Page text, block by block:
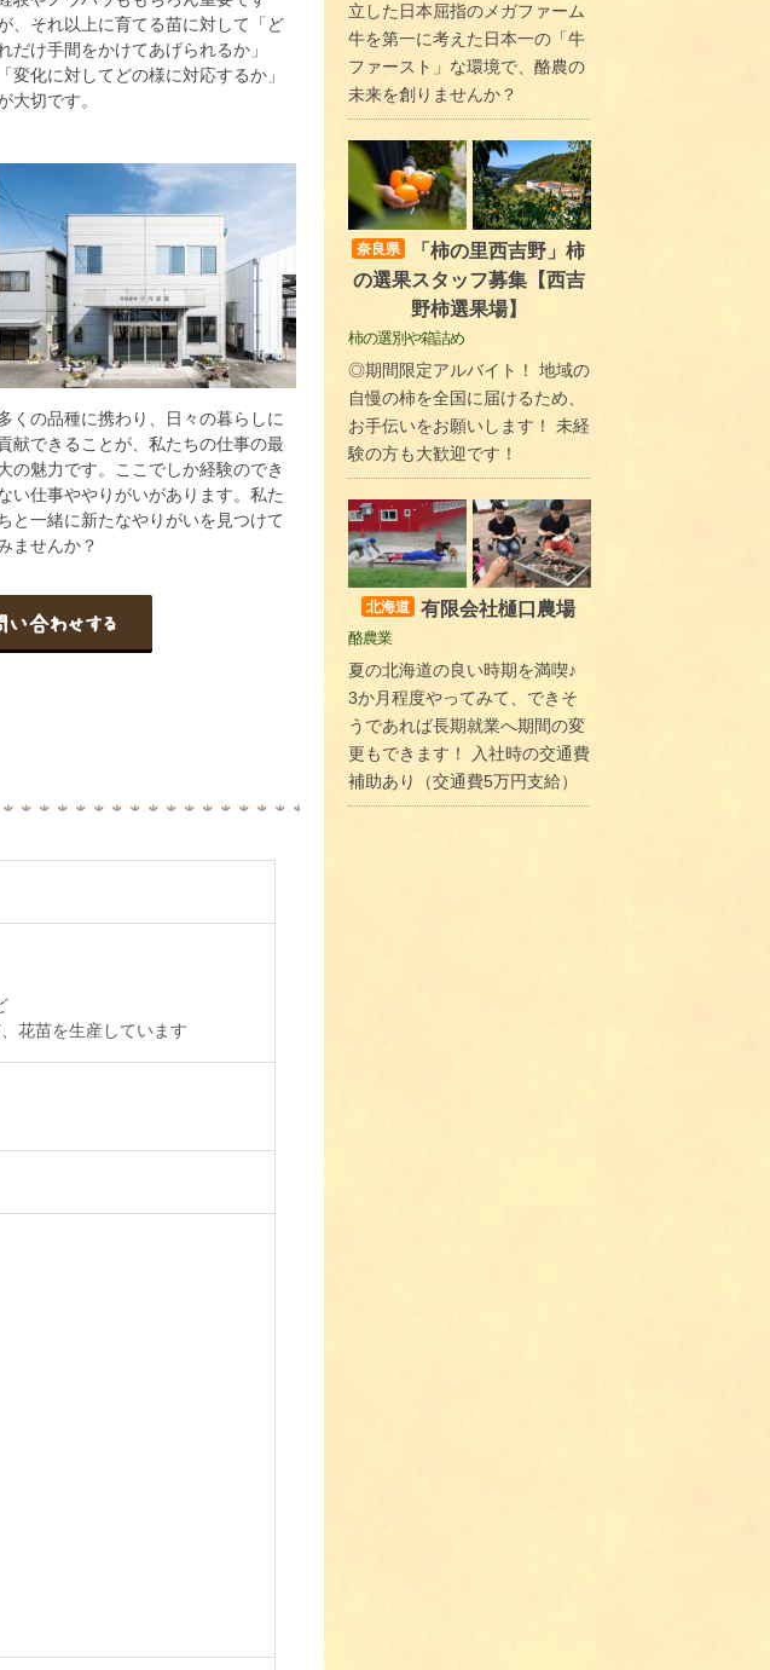
、それ以上に育てる苗に対して「ど
だけ手間をかけてあげられるか」
「変化に対してどの様に対応するか」
大切です。
くの品種に携わり、日々の暮らしに
献できることが、私たちの仕事の最
の魅力です。ここでしか経験のでき
い仕事ややりがいがあります。私た
と一緒に新たなやりがいを見つけて
ませんか？
花苗を生産しています
立した日本屈指のメガファーム
牛を第一に考えた日本一の「牛
ファースト」な環境で、酪農の
未来を創りませんか？
奈良県
「柿の里西吉野」柿
の選果スタッフ募集【西吉
野柿選果場】
柿の選別や箱詰め
◎期間限定アルバイト！ 地域の
自慢の柿を全国に届けるため、
お手伝いをお願いします！ 未経
験の方も大歓迎です！
北海道 有限会社樋口農場
酪農業
夏の北海道の良い時期を満喫♪
3か月程度やってみて、できそ
うであれば長期就業へ期間の変
更もできます！ 入社時の交通費
補助あり（交通費5万円支給）